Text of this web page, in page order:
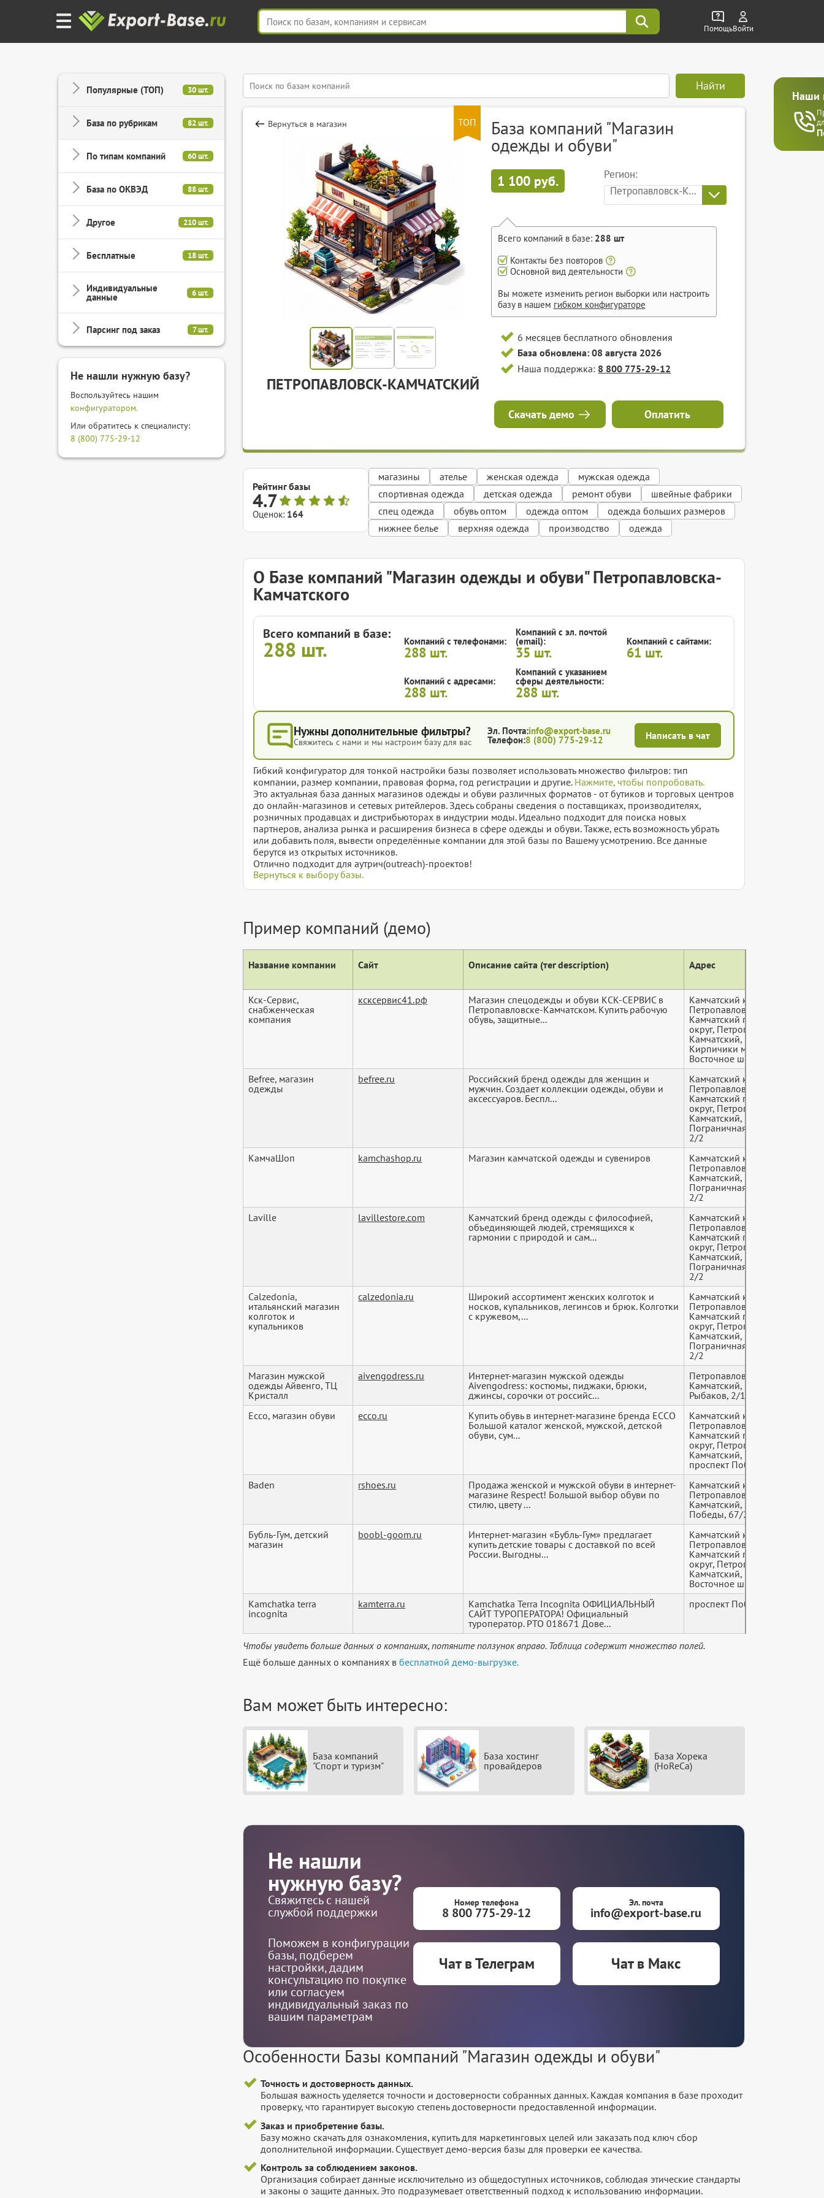
ПомощьВойти
Наши
Популярные (ТОП) 30 шт.
База по рубрикам 82 шт.
По типам компаний 60 шт.
База по ОКВЭД 88 шт.
Другое 210 шт.
Бесплатные 18 шт.
Индивидуальные
данные 6 шт.
Парсинг под заказ 7 шт.
Не нашли нужную базу?
Воспользуйтесь нашим
конфигуратором.
Или обратитесь к специалисту:
8 (800) 775-29-12
Найти
ТОП
Вернуться в магазин
ПЕТРОПАВЛОВСК-КАМЧАТСКИЙ
База компаний "Магазин
одежды и обуви"
1 100 руб.
Регион:
Петропавловск-Камчатский
Всего компаний в базе: 288 шт
Контакты без повторов
Основной вид деятельности
Вы можете изменить регион выборки или настроить
базу в нашем гибком конфигураторе
6 месяцев бесплатного обновления
База обновлена: 08 августа 2026
Наша поддержка: 8 800 775-29-12
Скачать демо Оплатить
Рейтинг базы
4.7
Оценок: 164
магазины ателье женская одежда
мужская одежда
спортивная одежда
детская одежда ремонт обуви
швейные фабрики
спец одежда
обувь оптом одежда оптом
одежда больших размеров
нижнее белье
верхняя одежда производство одежда
О Базе компаний "Магазин одежды и обуви" Петропавловска-
Камчатского
Всего компаний в базе:
288 шт. Компаний с телефонами:
288 шт.
Компаний с эл. почтой
(email):
35 шт.
Компаний с сайтами:
61 шт.
Компаний с адресами:
288 шт.
Компаний с указанием
сферы деятельности:
288 шт.
Нужны дополнительные фильтры?
Свяжитесь с нами и мы настроим базу для вас
Эл. Почта:info@export-base.ru
Телефон:8 (800) 775-29-12 Написать в чат
Гибкий конфигуратор для тонкой настройки базы позволяет использовать множество фильтров: тип
компании, размер компании, правовая форма, год регистрации и другие. Нажмите, чтобы попробовать.
Это актуальная база данных магазинов одежды и обуви различных форматов - от бутиков и торговых центров
до онлайн-магазинов и сетевых ритейлеров. Здесь собраны сведения о поставщиках, производителях,
розничных продавцах и дистрибьюторах в индустрии моды. Идеально подходит для поиска новых
партнеров, анализа рынка и расширения бизнеса в сфере одежды и обуви. Также, есть возможность убрать
или добавить поля, вывести определённые компании для этой базы по Вашему усмотрению. Все данные
берутся из открытых источников.
Отлично подходит для аутрич(outreach)-проектов!
Вернуться к выбору базы.
Пример компаний (демо)
Название компании Сайт Описание сайта (тег description) Адрес
Кск-Сервис,
снабженческая
компания
ксксервис41.рф
Магазин спецодежды и обуви КСК-СЕРВИС в
Петропавловске-Камчатском. Купить рабочую
обувь, защитные...
Камчатский край,
Петропавловск-
Камчатский городской
округ, Петропавловск-
Камчатский,
Кирпичики м-н,
Восточное шоссе, 1
Befree, магазин
одежды
befree.ru
Российский бренд одежды для женщин и
мужчин. Создает коллекции одежды, обуви и
аксессуаров. Беспл...
Камчатский край,
Петропавловск-
Камчатский городской
округ, Петропавловск-
Камчатский,
Пограничная улица,
2/2
КамчаШоп kamchashop.ru Магазин камчатской одежды и сувениров
Камчатский край,
Петропавловск-
Камчатский,
Пограничная улица,
2/2
Laville lavillestore.com
Камчатский бренд одежды с философией,
объединяющей людей, стремящихся к
гармонии с природой и сам...
Камчатский край,
Петропавловск-
Камчатский городской
округ, Петропавловск-
Камчатский,
Пограничная улица,
2/2
Calzedonia,
итальянский магазин
колготок и
купальников
calzedonia.ru
Широкий ассортимент женских колготок и
носков, купальников, легинсов и брюк. Колготки
с кружевом,...
Камчатский край,
Петропавловск-
Камчатский городской
округ, Петропавловск-
Камчатский,
Пограничная улица,
2/2
Магазин мужской
одежды Айвенго, ТЦ
Кристалл
aivengodress.ru
Интернет-магазин мужской одежды
Aivengodress: костюмы, пиджаки, брюки,
джинсы, сорочки от российс...
Петропавловск-
Камчатский, просп.
Рыбаков, 2/1
Ecco, магазин обуви ecco.ru
Купить обувь в интернет-магазине бренда ECCO
Большой каталог женской, мужской, детской
обуви, сум...
Камчатский край,
Петропавловск-
Камчатский городской
округ, Петропавловск-
Камчатский, 10 км м-н,
проспект Победы, 67
Baden rshoes.ru
Продажа женской и мужской обуви в интернет-
магазине Respect! Большой выбор обуви по
стилю, цвету ...
Камчатский край,
Петропавловск-
Камчатский, проспект
Победы, 67/2
Бубль-Гум, детский
магазин
boobl-goom.ru
Интернет-магазин «Бубль-Гум» предлагает
купить детские товары с доставкой по всей
России. Выгодны...
Камчатский край,
Петропавловск-
Камчатский городской
округ, Петропавловск-
Камчатский, Северо-
Восточное шоссе, 6
Kamchatka terra
incognita
kamterra.ru
Kamchatka Terra Incognita ОФИЦИАЛЬНЫЙ
САЙТ ТУРОПЕРАТОРА! Официальный
туроператор. РТО 018671 Дове...
проспект Победы, 67
Чтобы увидеть больше данных о компаниях, потяните ползунок вправо. Таблица содержит множество полей.
Ещё больше данных о компаниях вбесплатной демо-выгрузке.
Вам может быть интересно:
База компаний
"Спорт и туризм"
База хостинг
провайдеров
База Хорека
(HoReCa)
Не нашли
нужную базу?
Свяжитесь с нашей
службой поддержки
Поможем в конфигурации
базы, подберем
настройки, дадим
консультацию по покупке
или согласуем
индивидуальный заказ по
вашим параметрам
Номер телефона
8 800 775-29-12
Эл. почта
info@export-base.ru
Чат в Телеграм Чат в Макс
Особенности Базы компаний "Магазин одежды и обуви"
Точность и достоверность данных.
Большая важность уделяется точности и достоверности собранных данных. Каждая компания в базе проходит
проверку, что гарантирует высокую степень достоверности предоставленной информации.
Заказ и приобретение базы.
Базу можно скачать для ознакомления, купить для маркетинговых целей или заказать под ключ сбор
дополнительной информации. Существует демо-версия базы для проверки ее качества.
Контроль за соблюдением законов.
Организация собирает данные исключительно из общедоступных источников, соблюдая этические стандарты
и законы о защите данных. Это подразумевает ответственный подход к использованию информации.